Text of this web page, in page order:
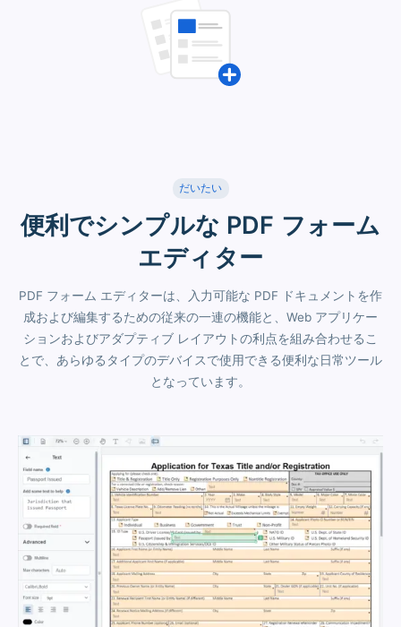
だいたい
便利でシンプルな PDF フォーム
エディター
PDF フォーム エディターは、入力可能な PDF ドキュメントを作
成および編集するための従来の一連の機能と、Web アプリケー
ションおよびアダプティブ レイアウトの利点を組み合わせるこ
とで、あらゆるタイプのデバイスで使用できる便利な日常ツール
となっています。